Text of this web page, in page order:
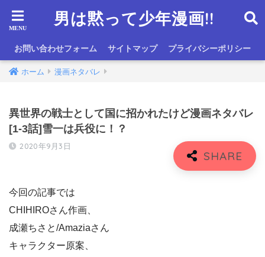
男は黙って少年漫画!!
お問い合わせフォーム サイトマップ プライバシーポリシー
ホーム 漫画ネタバレ
異世界の戦士として国に招かれたけど漫画ネタバレ
[1-3話]雪一は兵役に！？
2020年9月3日
今回の記事では
CHIHIROさん作画、
成瀬ちさと/Amaziaさん
キャラクター原案、